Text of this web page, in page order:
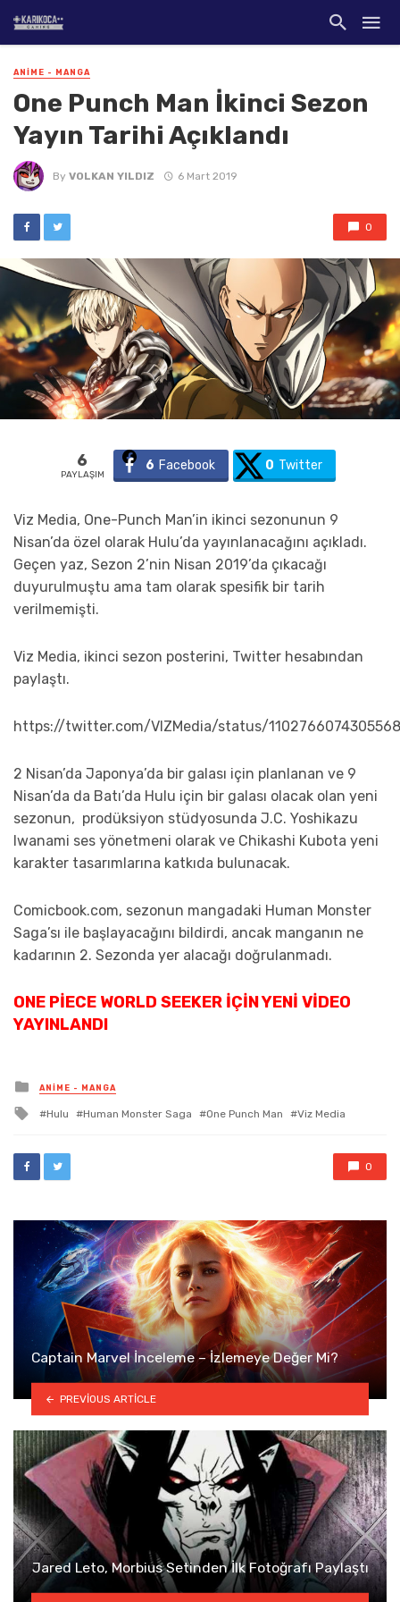
ANIME - MANGA
One Punch Man İkinci Sezon
Yayın Tarihi Açıklandı
By VOLKAN YILDIZ 6 Mart 2019
0
6
PAYLAŞIM
6 Facebook 0 Twitter
Viz Media, One-Punch Man’in ikinci sezonunun 9
Nisan’da özel olarak Hulu’da yayınlanacağını açıkladı.
Geçen yaz, Sezon 2’nin Nisan 2019’da çıkacağı
duyurulmuştu ama tam olarak spesifik bir tarih
verilmemişti.
Viz Media, ikinci sezon posterini, Twitter hesabından
paylaştı.
https://twitter.com/VIZMedia/status/
2 Nisan’da Japonya’da bir galası için planlanan ve 9
Nisan’da da Batı’da Hulu için bir galası olacak olan yeni
sezonun, prodüksiyon stüdyosunda J.C. Yoshikazu
Iwanami ses yönetmeni olarak ve Chikashi Kubota yeni
karakter tasarımlarına katkıda bulunacak.
Comicbook.com, sezonun mangadaki Human Monster
Saga’sı ile başlayacağını bildirdi, ancak manganın ne
kadarının 2. Sezonda yer alacağı doğrulanmadı.
ONE PIECE WORLD SEEKER İÇIN YENI VIDEO
YAYINLANDI
Posted
in
ANIME - MANGA
Tagged
Hulu Human Monster Saga One Punch Man Viz Media
0
Captain Marvel İnceleme – İzlemeye Değer Mi?
PREVIOUS ARTICLE
Jared Leto, Morbius Setinden İlk Fotoğrafı Paylaştı